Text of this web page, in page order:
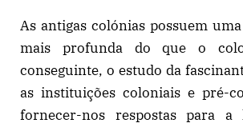
As antigas colónias possuem
mais profunda do que o
conseguinte, o estudo da
as instituições coloniais e pré-
fornecer-nos respostas para